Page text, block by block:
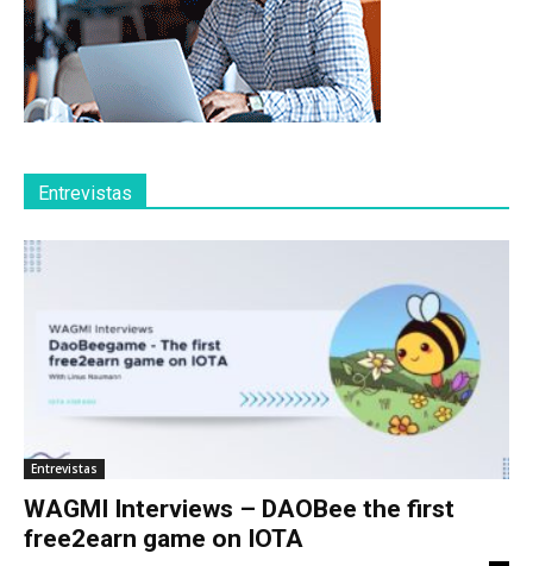
Entrevistas
Entrevistas
WAGMI Interviews – DAOBee the first
free2earn game on IOTA